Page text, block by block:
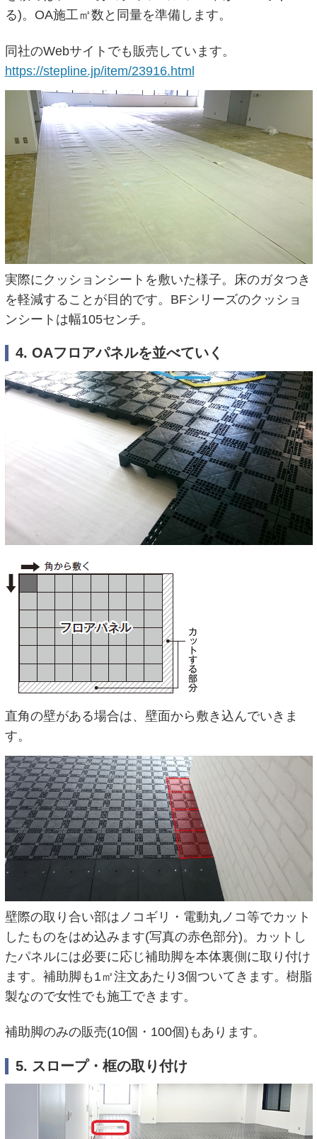
る)。OA施工㎡数と同量を準備します。
同社のWebサイトでも販売しています。
https://stepline.jp/item/23916.html
実際にクッションシートを敷いた様子。床のガタつき
を軽減することが目的です。BFシリーズのクッショ
ンシートは幅105センチ。
4. OAフロアパネルを並べていく
直角の壁がある場合は、壁面から敷き込んでいきま
す。
壁際の取り合い部はノコギリ・電動丸ノコ等でカット
したものをはめ込みます(写真の赤色部分)。カットし
たパネルには必要に応じ補助脚を本体裏側に取り付け
ます。補助脚も1㎡注文あたり3個ついてきます。樹脂
製なので女性でも施工できます。
補助脚のみの販売(10個・100個)もあります。
5. スロープ・框の取り付け